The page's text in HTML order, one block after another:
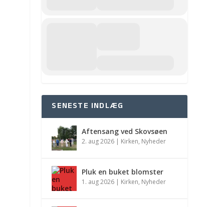
SENESTE INDLÆG
Aftensang ved Skovsøen
2. aug 2026 Kirken, Nyheder
Pluk en buket blomster
1. aug 2026 Kirken, Nyheder